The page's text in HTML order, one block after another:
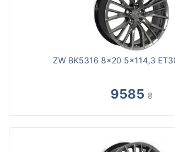
ZW BK5316 8x20 5x114,3
9585 ₴